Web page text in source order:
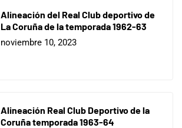
Alineación del Real Club deportivo de
La Coruña de la temporada 1962-63
noviembre 10, 2023
Alineación Real Club Deportivo de la
Coruña temporada 1963-64